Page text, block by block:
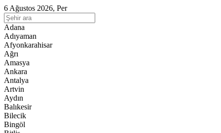
6 Ağustos 2026, Per
Adana
Adıyaman
Afyonkarahisar
Ağrı
Amasya
Ankara
Antalya
Artvin
Aydın
Balıkesir
Bilecik
Bingöl